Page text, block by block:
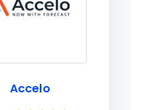
Accelo